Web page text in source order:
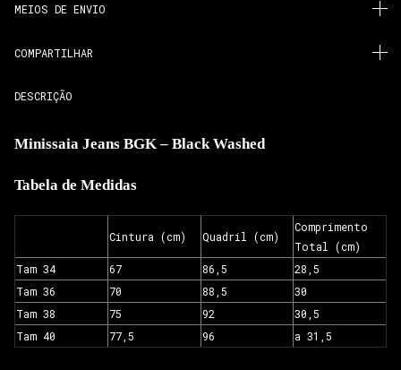
MEIOS DE ENVIO
COMPARTILHAR
DESCRIÇÃO
Minissaia Jeans BGK – Black Washed
Tabela de Medidas
Cintura (cm) Quadril (cm)
Comprimento
Total (cm)
Tam 34
67 86,5
28,5
Tam 36
70 88,5
30
Tam 38
75 92
30,5
Tam 40
77,5 96 a 31,5